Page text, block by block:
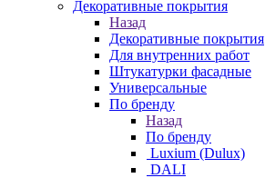
Декоративные покрытия
Назад
Декоративные покрытия
Для внутренних работ
Штукатурки фасадные
Универсальные
По бренду
Назад
По бренду
Luxium (Dulux)
DALI